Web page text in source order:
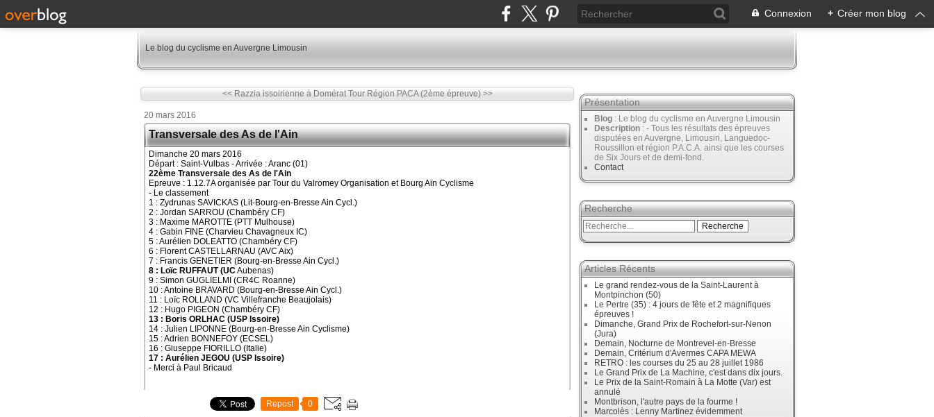
Connexion + Créer mon blog
Le blog du cyclisme en Auvergne Limousin
<< Razzia issoirienne à Domérat Tour Région PACA (2ème épreuve) >>
20 mars 2016
Transversale des As de l'Ain
Dimanche 20 mars 2016
Départ : Saint-Vulbas - Arrivée : Aranc (01)
22ème Transversale des As de l'Ain
Epreuve : 1.12.7A organisée par Tour du Valromey Organisation et Bourg Ain Cyclisme
- Le classement
1 : Zydrunas SAVICKAS (Lit-Bourg-en-Bresse Ain Cycl.)
2 : Jordan SARROU (Chambéry CF)
3 : Maxime MAROTTE (PTT Mulhouse)
4 : Gabin FINE (Charvieu Chavagneux IC)
5 : Aurélien DOLEATTO (Chambéry CF)
6 : Florent CASTELLARNAU (AVC Aix)
7 : Francis GENETIER (Bourg-en-Bresse Ain Cycl.)
8 : Loïc RUFFAUT (UCAubenas)
9 : Simon GUGLIELMI (CR4C Roanne)
10 : Antoine BRAVARD (Bourg-en-Bresse Ain Cycl.)
11 : Loïc ROLLAND (VC Villefranche Beaujolais)
12 : Hugo PIGEON (Chambéry CF)
13 : Boris ORLHAC (USP Issoire)
14 : Julien LIPONNE (Bourg-en-Bresse Ain Cyclisme)
15 : Adrien BONNEFOY (ECSEL)
16 : Giuseppe FIORILLO (Italie)
17 : Aurélien JEGOU (USP Issoire)
- Merci à Paul Bricaud
Repost 0
Présentation
Blog : Le blog du cyclisme en Auvergne Limousin
Description : - Tous les résultats des épreuves
disputées en Auvergne, Limousin, Languedoc-
Roussillon et région P.A.C.A. ainsi que les courses
de Six Jours et de demi-fond.
Contact
Recherche
Articles Récents
Le grand rendez-vous de la Saint-Laurent à
Montpinchon (50)
Le Pertre (35) : 4 jours de fête et 2 magnifiques
épreuves !
Dimanche, Grand Prix de Rochefort-sur-Nenon
(Jura)
Demain, Nocturne de Montrevel-en-Bresse
Demain, Critérium d'Avermes CAPA MEWA
RETRO : les courses du 25 au 28 juillet 1986
Le Grand Prix de La Machine, c'est dans dix jours.
Le Prix de la Saint-Romain à La Motte (Var) est
annulé
Montbrison, l'autre pays de la fourme !
Marcolès : Lenny Martinez évidemment